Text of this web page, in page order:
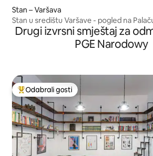
Stan – Varšava
Stan u središtu Varšave - pogled na
Drugi izvrsni smještaj za
PGE Narodowy
Među najviše rangiranima s oznakom
Odabrali gosti